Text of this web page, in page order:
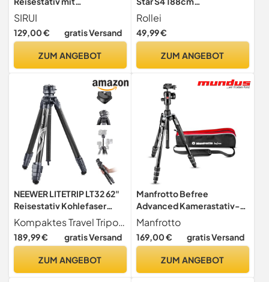
Nivellierbasis, Ultraleicht,
15kg Traglast für
spiegellose Kameras, 23cm
Makro & Low-Angle
SIRUI
129,00 € gratis Versand
ZUM ANGEBOT
Kamerastativ Kompakt aus
Aluminium
Rollei
49,99 €
ZUM ANGEBOT
NEEWER LITETRIP LT32 62"
Reisestativ Kohlefaser
Stativ Kamerastativ mit
±15° Nivellierbasis
abnehmbarer Mittelachse
Platte kompatibel mit Peak
Kompaktes Travel Tripod aus 100% Kohlefaser Das LT32 (ehemals TP62) aus der tragbaren Stativserie NEEWER LITETRIP ist ein 1
189,99 € gratis Versand
ZUM ANGEBOT
Manfrotto Befree
Advanced Kamerastativ-
Set mit Twist-Verschluss,
tragbares Reisestativ-Kit
mit Kugelkopf, aus
Spiegelreflexkamera,
Manfrotto
169,00 € gratis Versand
ZUM ANGEBOT